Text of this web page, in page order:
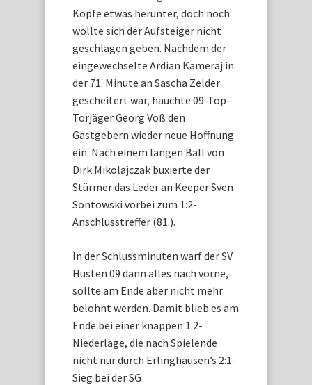
Köpfe etwas herunter, doch noch
wollte sich der Aufsteiger nicht
geschlagen geben. Nachdem der
eingewechselte Ardian Kameraj in
der 71. Minute an Sascha Zelder
gescheitert war, hauchte 09-Top-
Torjäger Georg Voß den
Gastgebern wieder neue Hoffnung
ein. Nach einem langen Ball von
Dirk Mikolajczak buxierte der
Stürmer das Leder an Keeper Sven
Sontowski vorbei zum 1:2-
Anschlusstreffer (81.).
In der Schlussminuten warf der SV
Hüsten 09 dann alles nach vorne,
sollte am Ende aber nicht mehr
belohnt werden. Damit blieb es am
Ende bei einer knappen 1:2-
Niederlage, die nach Spielende
nicht nur durch Erlinghausen’s 2:1-
Sieg bei der SG